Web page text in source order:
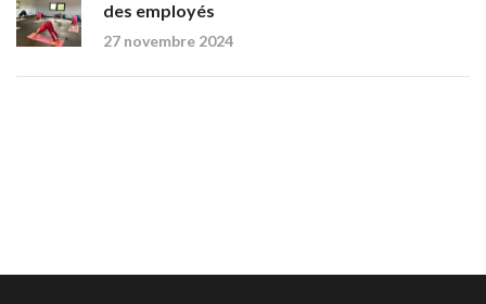
des employés
27 novembre 2024